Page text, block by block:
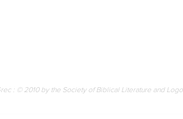
: © 2010 by the Society of Biblical Literature and